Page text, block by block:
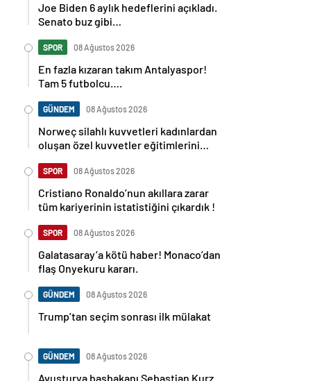
Joe Biden 6 aylık hedeflerini açıkladı.
Senato buz gibi…
SPOR 08 Ağustos 2026
En fazla kızaran takım Antalyaspor!
Tam 5 futbolcu….
GÜNDEM 08 Ağustos 2026
Norweç silahlı kuvvetleri kadınlardan
oluşan özel kuvvetler eğitimlerini
SPOR 08 Ağustos 2026
Cristiano Ronaldo’nun akıllara zarar
tüm kariyerinin istatistiğini çıkardık !
SPOR 08 Ağustos 2026
Galatasaray’a kötü haber! Monaco’dan
flaş Onyekuru kararı.
GÜNDEM 08 Ağustos 2026
Trump’tan seçim sonrası ilk mülakat
GÜNDEM 08 Ağustos 2026
Avusturya başbakanı Sebastian Kurz